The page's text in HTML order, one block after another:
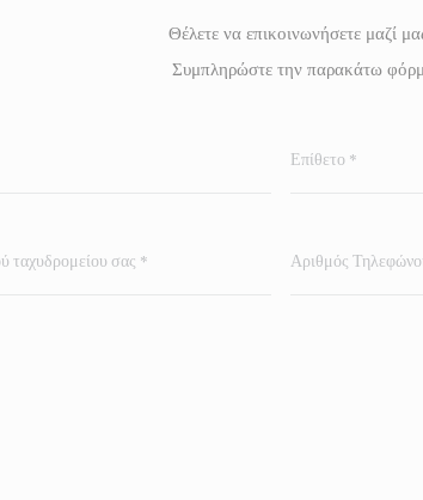
Θέλετε να επικοινωνήσετε μαζί
Συμπληρώστε την παρακάτω